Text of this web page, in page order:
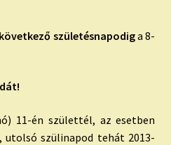
születésnapodiga 8-
11-én születtél, az esetben
utolsó szülinapod tehát 2013-